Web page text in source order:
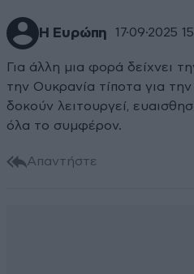
Η Ευρώπη 17·09·2025
Για άλλη μια φορά δείχνει
την Ουκρανία τίποτα για
δοκούν λειτουργεί,
όλα το συμφέρον.
Απαντήστε